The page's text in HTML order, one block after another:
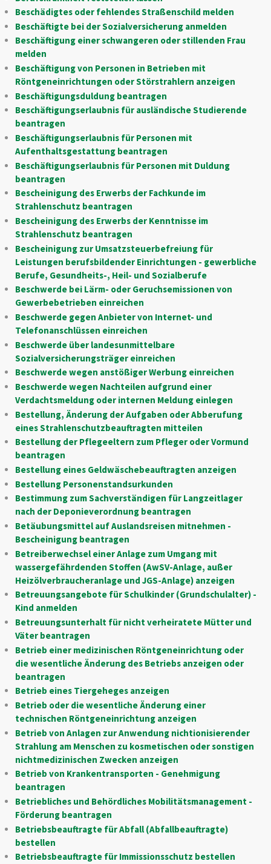
Beschädigtes oder fehlendes Straßenschild melden
Beschäftigte bei der Sozialversicherung anmelden
Beschäftigung einer schwangeren oder stillenden Frau
melden
Beschäftigung von Personen in Betrieben mit
Röntgeneinrichtungen oder Störstrahlern anzeigen
Beschäftigungsduldung beantragen
Beschäftigungserlaubnis für ausländische Studierende
beantragen
Beschäftigungserlaubnis für Personen mit
Aufenthaltsgestattung beantragen
Beschäftigungserlaubnis für Personen mit Duldung
beantragen
Bescheinigung des Erwerbs der Fachkunde im
Strahlenschutz beantragen
Bescheinigung des Erwerbs der Kenntnisse im
Strahlenschutz beantragen
Bescheinigung zur Umsatzsteuerbefreiung für
Leistungen berufsbildender Einrichtungen - gewerbliche
Berufe, Gesundheits-, Heil- und Sozialberufe
Beschwerde bei Lärm- oder Geruchsemissionen von
Gewerbebetrieben einreichen
Beschwerde gegen Anbieter von Internet- und
Telefonanschlüssen einreichen
Beschwerde über landesunmittelbare
Sozialversicherungsträger einreichen
Beschwerde wegen anstößiger Werbung einreichen
Beschwerde wegen Nachteilen aufgrund einer
Verdachtsmeldung oder internen Meldung einlegen
Bestellung, Änderung der Aufgaben oder Abberufung
eines Strahlenschutzbeauftragten mitteilen
Bestellung der Pflegeeltern zum Pfleger oder Vormund
beantragen
Bestellung eines Geldwäschebeauftragten anzeigen
Bestellung Personenstandsurkunden
Bestimmung zum Sachverständigen für Langzeitlager
nach der Deponieverordnung beantragen
Betäubungsmittel auf Auslandsreisen mitnehmen -
Bescheinigung beantragen
Betreiberwechsel einer Anlage zum Umgang mit
wassergefährdenden Stoffen (AwSV-Anlage, außer
Heizölverbraucheranlage und JGS-Anlage) anzeigen
Betreuungsangebote für Schulkinder (Grundschulalter) -
Kind anmelden
Betreuungsunterhalt für nicht verheiratete Mütter und
Väter beantragen
Betrieb einer medizinischen Röntgeneinrichtung oder
die wesentliche Änderung des Betriebs anzeigen oder
beantragen
Betrieb eines Tiergeheges anzeigen
Betrieb oder die wesentliche Änderung einer
technischen Röntgeneinrichtung anzeigen
Betrieb von Anlagen zur Anwendung nichtionisierender
Strahlung am Menschen zu kosmetischen oder sonstigen
nichtmedizinischen Zwecken anzeigen
Betrieb von Krankentransporten - Genehmigung
beantragen
Betriebliches und Behördliches Mobilitätsmanagement -
Förderung beantragen
Betriebsbeauftragte für Abfall (Abfallbeauftragte)
bestellen
Betriebsbeauftragte für Immissionsschutz bestellen